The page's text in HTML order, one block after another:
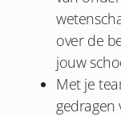
over de
jouw
Met je
gedragen